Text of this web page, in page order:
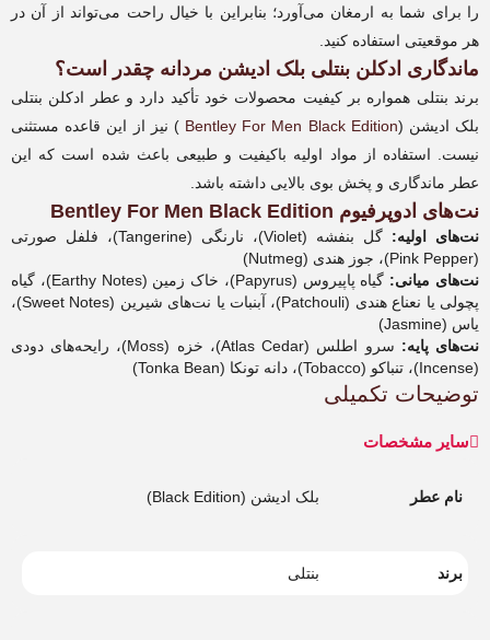
را برای شما به ارمغان می‌آورد؛ بنابراین با خیال راحت می‌تواند از آن در
هر موقعیتی استفاده کنید.
ماندگاری ادکلن بنتلی بلک ادیشن مردانه چقدر است؟
برند بنتلی همواره بر کیفیت محصولات خود تأکید دارد و عطر ادکلن بنتلی
بلک ادیشن (Bentley For Men Black Edition ) نیز از این قاعده مستثنی
نیست. استفاده از مواد اولیه باکیفیت و طبیعی باعث شده است که این
عطر ماندگاری و پخش بوی بالایی داشته باشد.
نت‌های ادوپرفیوم Bentley For Men Black Edition
نت‌های اولیه:
گل بنفشه (Violet)، نارنگی (Tangerine)، فلفل صورتی
(Pink Pepper)، جوز هندی (Nutmeg)
نت‌های میانی:
گیاه پاپیروس (Papyrus)، خاک زمین (Earthy Notes)، گیاه
پچولی یا نعناع هندی (Patchouli)، آبنبات یا نت‌های شیرین (Sweet Notes)،
یاس (Jasmine)
نت‌های پایه:
سرو اطلس (Atlas Cedar)، خزه (Moss)، رایحه‌های دودی
(Incense)، تنباکو (Tobacco)، دانه تونکا (Tonka Bean)
توضیحات تکمیلی
سایر مشخصات
نام عطر بلک ادیشن (Black Edition)
برند بنتلی